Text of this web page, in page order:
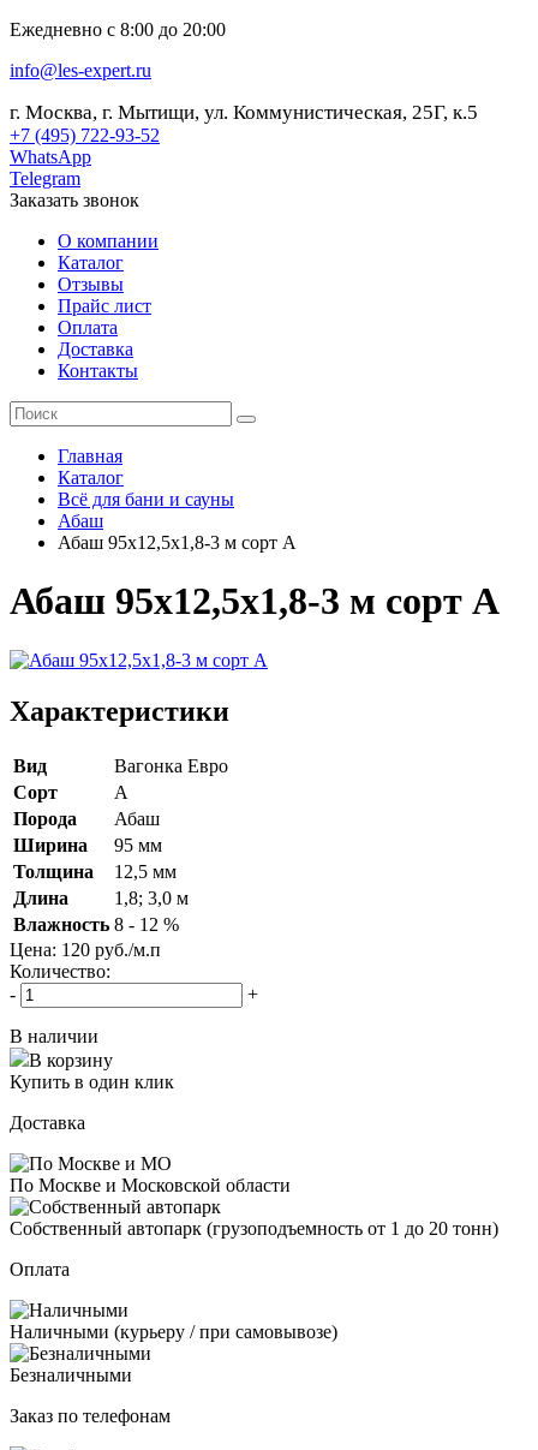
Ежедневно с 8:00 до 20:00
info@les-expert.ru
г. Москва, г. Мытищи, ул. Коммунистическая, 25Г, к.5
+7 (495) 722-93-52
WhatsApp
Telegram
Заказать звонок
О компании
Каталог
Отзывы
Прайс лист
Оплата
Доставка
Контакты
Главная
Каталог
Всё для бани и сауны
Абаш
Абаш 95х12,5х1,8-3 м сорт A
Абаш 95х12,5х1,8-3 м сорт A
Характеристики
Вид
Вагонка Евро
Сорт
А
Порода
Абаш
Ширина
95 мм
Толщина
12,5 мм
Длина
1,8; 3,0 м
Влажность 8 - 12 %
Цена: 120 руб./м.п
Количество:
-
+
В наличии
В корзину
Купить в один клик
Доставка
По Москве и Московской области
Собственный автопарк (грузоподъемность от 1 до 20 тонн)
Оплата
Наличными (курьеру / при самовывозе)
Безналичными
Заказ по телефонам